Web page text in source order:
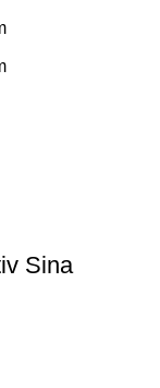
Sina